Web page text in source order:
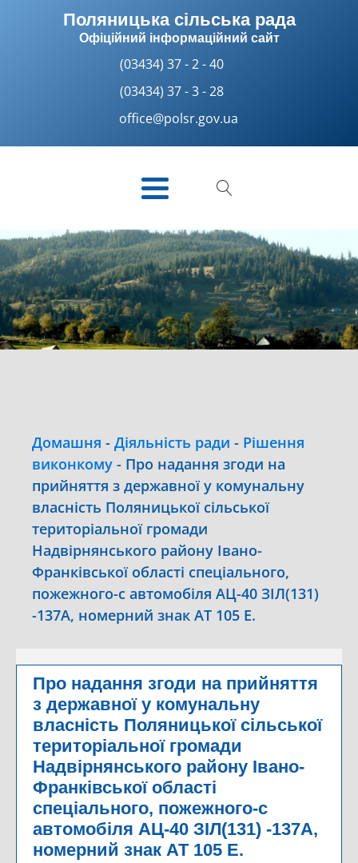
Поляницька сільська рада
Офіційний інформаційний сайт
(03434) 37 - 2 - 40
(03434) 37 - 3 - 28
office@polsr.gov.ua
Домашня - Діяльність ради - Рішення
виконкому - Про надання згоди на
прийняття з державної у комунальну
власність Поляницької сільської
територіальної громади
Надвірнянського району Івано-
Франківської області спеціального,
пожежного-с автомобіля АЦ-40 ЗІЛ(131)
-137А, номерний знак АТ 105 Е.
Про надання згоди на прийняття
з державної у комунальну
власність Поляницької сільської
територіальної громади
Надвірнянського району Івано-
Франківської області
спеціального, пожежного-с
автомобіля АЦ-40 ЗІЛ(131) -137А,
номерний знак АТ 105 Е.